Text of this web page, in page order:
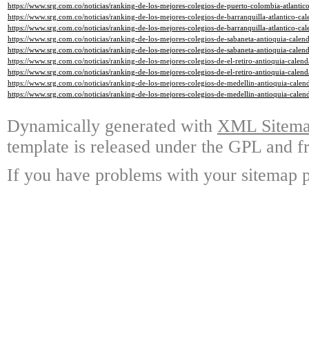
https://www.srg.com.co/noticias/ranking-de-los-mejores-colegios-de-puerto-colombia-
https://www.srg.com.co/noticias/ranking-de-los-mejores-colegios-de-barranquilla-atlantico-
https://www.srg.com.co/noticias/ranking-de-los-mejores-colegios-de-barranquilla-atlantico-
https://www.srg.com.co/noticias/ranking-de-los-mejores-colegios-de-sabaneta-antioquia-
https://www.srg.com.co/noticias/ranking-de-los-mejores-colegios-de-sabaneta-antioquia-
https://www.srg.com.co/noticias/ranking-de-los-mejores-colegios-de-el-retiro-antioquia-
https://www.srg.com.co/noticias/ranking-de-los-mejores-colegios-de-el-retiro-antioquia-
https://www.srg.com.co/noticias/ranking-de-los-mejores-colegios-de-medellin-antioquia-
https://www.srg.com.co/noticias/ranking-de-los-mejores-colegios-de-medellin-antioquia-
Dynamically generated with XML
template is released under the GPL and
If you have problems with your sitemap